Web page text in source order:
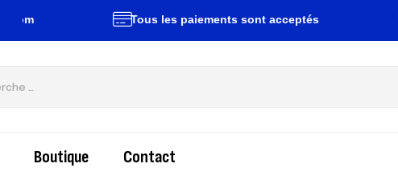
Tous les paiements sont acceptés
Boutique Contact